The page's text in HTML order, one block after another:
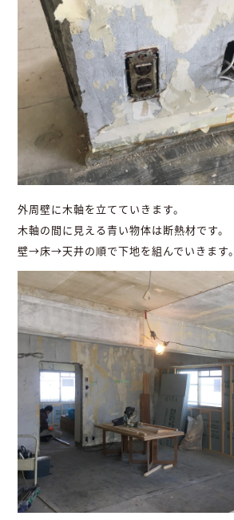
外周壁に木軸を立てていきます。
木軸の間に見える青い物体は断熱材です。
壁→床→天井の順で下地を組んでいきます。